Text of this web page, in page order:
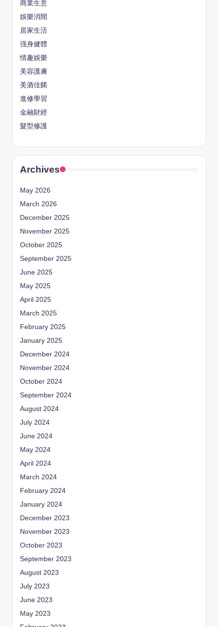
商業生意
娛樂消閒
居家生活
强身健體
情趣娛樂
美容護膚
美酒佳餚
進修學習
金融財經
髮型修護
Archives
May 2026
March 2026
December 2025
November 2025
October 2025
September 2025
June 2025
May 2025
April 2025
March 2025
February 2025
January 2025
December 2024
November 2024
October 2024
September 2024
August 2024
July 2024
June 2024
May 2024
April 2024
March 2024
February 2024
January 2024
December 2023
November 2023
October 2023
September 2023
August 2023
July 2023
June 2023
May 2023